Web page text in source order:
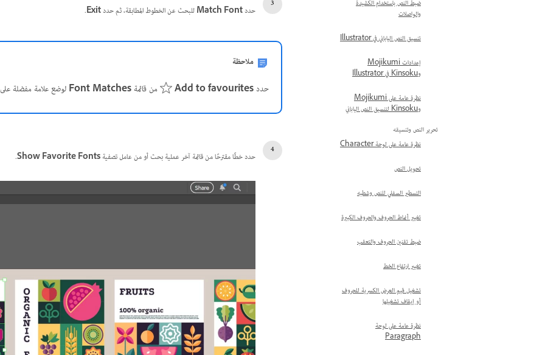
ضبط النص باستخدام الكشيدة
والواصلات
تنسيق النص الياباني في Illustrator
إعدادات Mojikumi
وKinsoku في Illustrator
نظرة عامة على Mojikumi
وKinsoku لتنسيق النص الياباني
تحرير النص وتنسيقه
نظرة عامة على لوحة Character
تحويل النص
التسطير السفلي للنص وشطبه
تغيير أنماط الحروف والحروف الكبيرة
ضبط تقنين الحروف والتعقب
تغيير ارتفاع الخط
تشغيل قيم العرض الكسرية للحروف
أو إيقاف تشغيلها
نظرة عامة على لوحة
Paragraph
حددMatch Fontللبحث عن الخطوط المطابقة، ثم حددExit
.
ملاحظة
حددAdd to favourites من قائمةFont Matchesلوضع علامة مفضلة
حدد خطًا مقترحًا من قائمة آخر عملية بحث أو من عامل تصفيةShow Favorite Fonts
.